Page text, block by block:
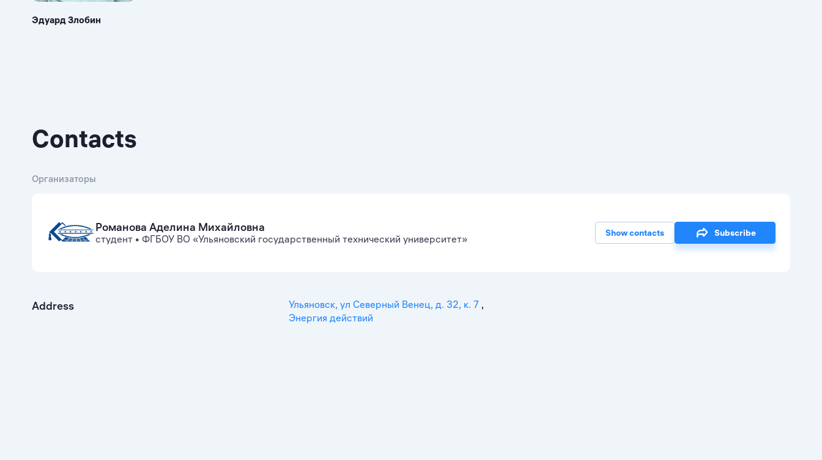
Эдуард Злобин
Contacts
Организаторы
Романова Аделина Михайловна
студент • ФГБОУ ВО «Ульяновский государственный технический университет» Show contacts Subscribe
Address Ульяновск, ул Северный Венец, д. 32, к. 7 ,
Энергия действий